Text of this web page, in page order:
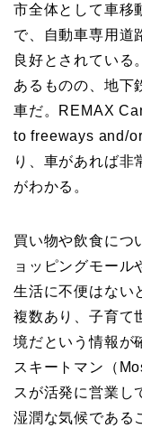
市全体として車移
で、自動車専用道
良好とされている
あるものの、地下
車だ。REMAX
to freeways and/
り、車があれば非
がわかる。
買い物や飲食につ
ョッピングモール
生活に不便はない
複数あり、子育て
境だという情報が
スキートマン（
スが活発に営業し
湿潤な気候である